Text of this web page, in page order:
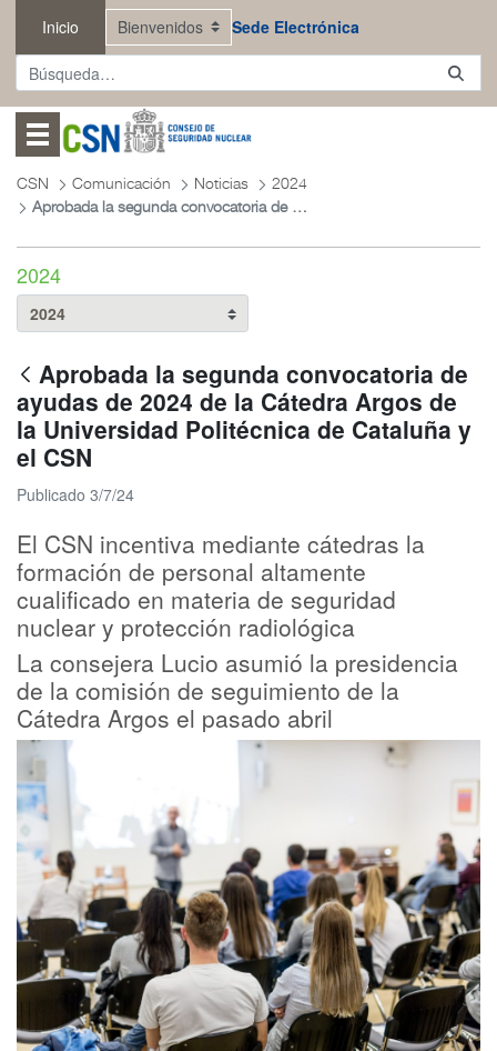
Saltar al contenido principal
Inicio Sede Electrónica
Abrir menú
CSN Comunicación Noticias
2024
Aprobada la segunda convocatoria de ayudas de 2024 de la Cátedra Argos de la Universidad Politécnica de Cataluña y el CSN
2024
Aprobada la segunda convocatoria de
ayudas de 2024 de la Cátedra Argos de
la Universidad Politécnica de Cataluña y
el CSN
Publicado 3/7/24
El CSN incentiva mediante cátedras la
formación de personal altamente
cualificado en materia de seguridad
nuclear y protección radiológica
La consejera Lucio asumió la presidencia
de la comisión de seguimiento de la
Cátedra Argos el pasado abril